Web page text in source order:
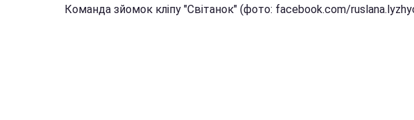
Команда зйомок кліпу "Світанок" (фото: facebook.com/